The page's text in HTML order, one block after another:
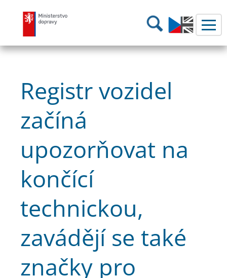
Ministerstvo dopravy Hledání
Registr vozidel
začíná
upozorňovat na
končící
technickou,
zavádějí se také
značky pro